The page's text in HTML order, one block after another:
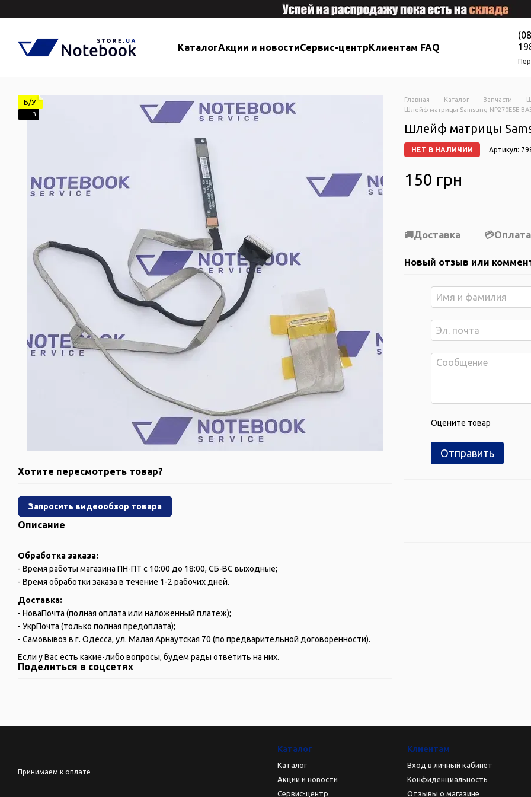
КаталогАкции и новостиСервис-центрКлиентам FAQ
Б/У
3
Хотите пересмотреть товар?
Запросить видеообзор товара
Описание
Обработка заказа:
- Время работы магазина ПН-ПТ с 10:00 до 18:00, СБ-ВС выходные;
- Время обработки заказа в течение 1-2 рабочих дней.
Доставка:
- НоваПочта (полная оплата или наложенный платеж);
- УкрПочта (только полная предоплата);
- Самовывоз в г. Одесса, ул. Малая Арнаутская 70 (по предварительной договоренности).
Если у Вас есть какие-либо вопросы, будем рады ответить на них.
Поделиться в соцсетях
Главная Каталог Запчасти
Шлейф матрицы Samsung NP270E5E
Шлейф матрицы
НЕТ В НАЛИЧИИ Артикул:
150 грн
Доставка Оплата
Новый отзыв или
Оцените товар
Отправить
Принимаем к оплате
Каталог
Каталог
Акции и новости
Сервис-центр
Клиентам
Вход в личный кабинет
Конфиденциальность
Отзывы о магазине